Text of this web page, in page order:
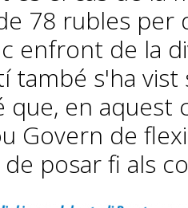
78 rubles per
enfront de la
també s'ha
que, en aquest
Govern de
de posar fi als